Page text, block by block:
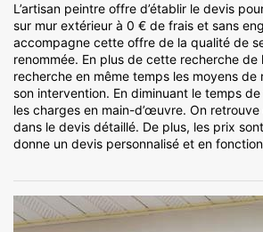
L’artisan peintre offre d’établir le devis
sur mur extérieur à 0 € de frais et sans
accompagne cette offre de la qualité de
renommée. En plus de cette recherche de
recherche en même temps les moyens de
son intervention. En diminuant le temps
les charges en main-d’œuvre. On
dans le devis détaillé. De plus, les prix
donne un devis personnalisé et en